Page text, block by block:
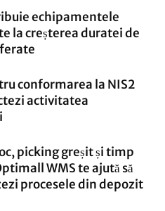
echipamentele
la creșterea duratei de
conformarea la NIS2
activitatea
picking greșit și timp
WMS te ajută să
procesele din depozit